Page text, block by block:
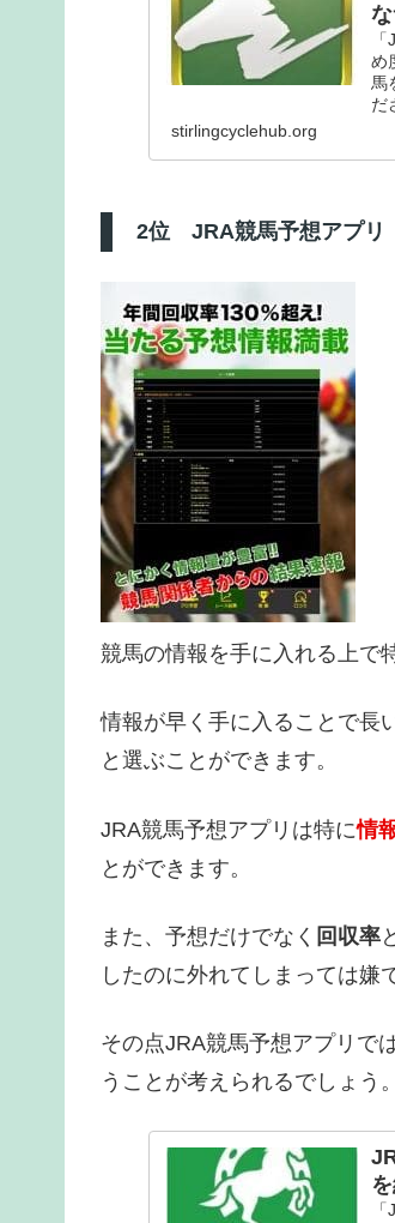
め
馬
だ
stirlingcyclehub.org
2位 JRA競馬予想アプリ
競馬の情報を手に入れる上で
情報が早く手に入ることで長
と選ぶことができます。
JRA競馬予想アプリは特に情
とができます。
また、予想だけでなく 回収率
したのに外れてしまっては嫌
その点JRA競馬予想アプリで
うことが考えられるでしょう。